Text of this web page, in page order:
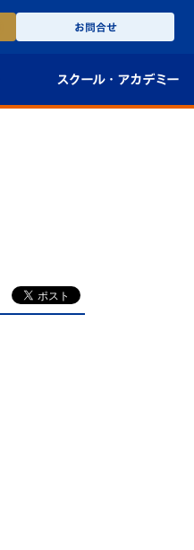
お問合せ
スクール・ アカデミー
スクール